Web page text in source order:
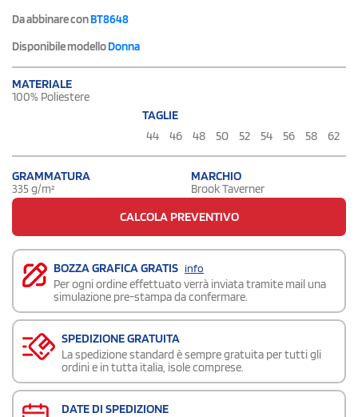
Da abbinare conBT8648
Disponibile modelloDonna
MATERIALE
100% Poliestere
TAGLIE
44
46 48 50 52 54 56 58 62
GRAMMATURA
335 g/m²
MARCHIO
Brook Taverner
CALCOLA PREVENTIVO
BOZZA GRAFICA GRATIS info
Per ogni ordine effettuato verrà inviata tramite mail una
simulazione pre-stampa da confermare.
SPEDIZIONE GRATUITA
La spedizione standard è sempre gratuita per tutti gli
ordini e in tutta italia, isole comprese.
DATE DI SPEDIZIONE